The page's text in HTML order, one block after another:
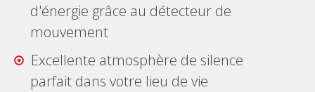
d'énergie grâce au détecteur de
mouvement
Excellente atmosphère de silence
parfait dans votre lieu de vie